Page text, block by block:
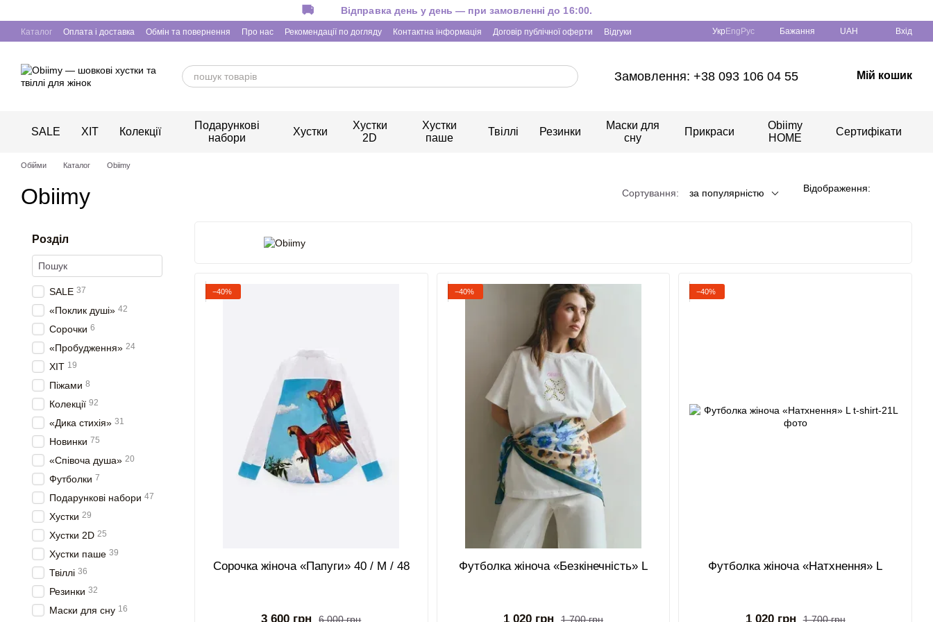
Відправка день у день — при замовленні до 16:00.
Каталог Оплата і доставка Обмін та повернення Про нас Рекомендації по догляду Контактна інформація Договір публічної оферти Відгуки Укр Eng Рус Бажання UAH Вхід
Замовлення: +38 093 106 04 55 Мій кошик
SALE ХІТ Колекції
Подарункові
набори
Хустки
Хустки
2D
Хустки
паше
Твіллі Резинки
Маски для
сну
Прикраси
Obiimy
HOME
Сертифікати
Обійми Каталог Obiimy
Obiimy Сортування: за популярністю Відображення:
−40%
Сорочка жіноча «Папуги» 40 / M / 48
6 000 грн
3 600 грн
−40%
Футболка жіноча «Безкінечність» L
1 700 грн
1 020 грн
−40%
Футболка жіноча «Натхнення» L
1 700 грн
1 020 грн
Розділ
SALE 37
«Поклик душі» 42
Сорочки 6
«Пробудження» 24
ХІТ 19
Піжами 8
Колекції 92
«Дика стихія» 31
Новинки 75
«Співоча душа» 20
Футболки 7
Подарункові набори 47
Хустки 29
Хустки 2D 25
Хустки паше 39
Твіллі 36
Резинки 32
Маски для сну 16